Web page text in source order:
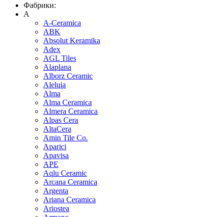
Фабрики:
A
A-Ceramica
ABK
Absolut Keramika
Adex
AGL Tiles
Alaplana
Alborz Ceramic
Aleluia
Alma
Alma Ceramica
Almera Ceramica
Alpas Cera
AltaCera
Amin Tile Co.
Aparici
Apavisa
APE
Aqlu Ceramic
Arcana Ceramica
Argenta
Ariana Ceramica
Ariostea